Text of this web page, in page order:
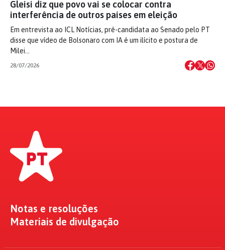
Gleisi diz que povo vai se colocar contra
interferência de outros países em eleição
Em entrevista ao ICL Notícias, pré-candidata ao Senado pelo PT
disse que vídeo de Bolsonaro com IA é um ilícito e postura de
Milei…
28/07/2026
Notas e resoluções
Materiais de divulgação